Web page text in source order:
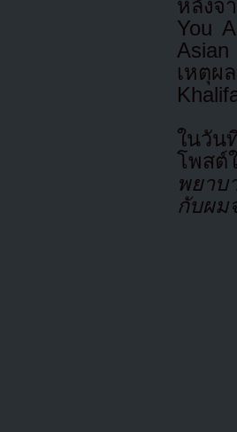
หลังจ
You
เหตุผ
ในวัน
โพสต์
พยาบ
กับผม